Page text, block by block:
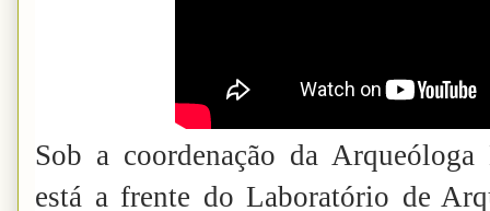
Sob a coordenação da
está a frente do Laboratório de